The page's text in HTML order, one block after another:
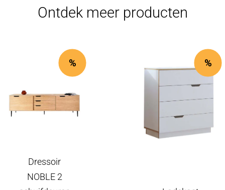
Ontdek meer producten
%
Dressoir
NOBLE 2
%